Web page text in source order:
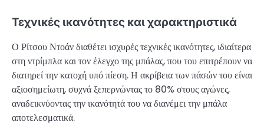
Τεχνικές ικανότητες και χαρακτηριστικά
Ο Ρίτσου Ντοάν διαθέτει ισχυρές τεχνικές ικανότητες, ιδιαίτερα
στη ντρίμπλα και τον έλεγχο της μπάλας, που του επιτρέπουν να
διατηρεί την κατοχή υπό πίεση. Η ακρίβεια των πάσών του είναι
αξιοσημείωτη, συχνά ξεπερνώντας το 80% στους αγώνες,
αναδεικνύοντας την ικανότητά του να διανέμει την μπάλα
αποτελεσματικά.